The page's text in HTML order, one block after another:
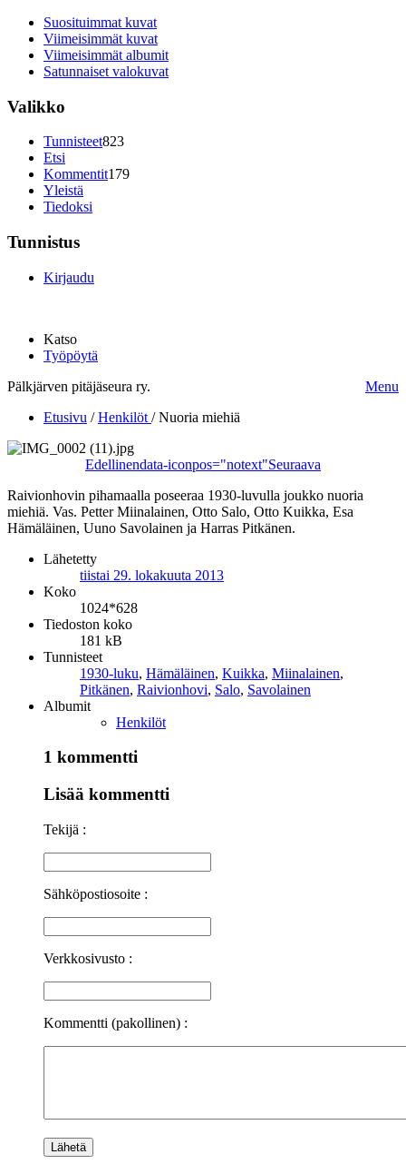
Suosituimmat kuvat
Viimeisimmät kuvat
Viimeisimmät albumit
Satunnaiset valokuvat
Valikko
Tunnisteet823
Etsi
Kommentit179
Yleistä
Tiedoksi
Tunnistus
Kirjaudu
Katso
Työpöytä
Pälkjärven pitäjäseura ry.
Menu
Etusivu /Henkilöt /Nuoria miehiä
Edellinendata-iconpos="notext"Seuraava
Raivionhovin pihamaalla poseeraa 1930-luvulla joukko nuoria
miehiä. Vas. Petter Miinalainen, Otto Salo, Otto Kuikka, Esa
Hämäläinen, Uuno Savolainen ja Harras Pitkänen.
Lähetetty
tiistai 29. lokakuuta 2013
Koko
1024*628
Tiedoston koko
181 kB
Tunnisteet
1930-luku, Hämäläinen, Kuikka, Miinalainen,
Pitkänen, Raivionhovi, Salo, Savolainen
Albumit
Henkilöt
1 kommentti
Lisää kommentti
Tekijä :
Sähköpostiosoite :
Verkkosivusto :
Kommentti (pakollinen) :